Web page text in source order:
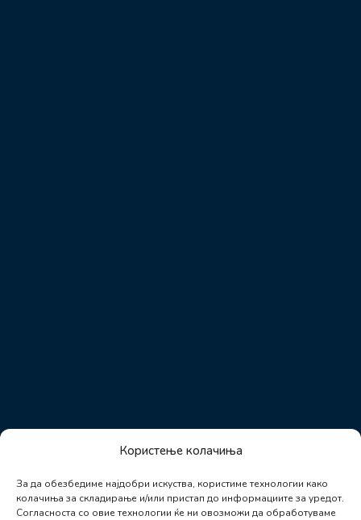
Користење колачиња
За да обезбедиме најдобри искуства, користиме технологии како
колачиња за складирање и/или пристап до информациите за уредот.
Согласноста со овие технологии ќе ни овозможи да обработуваме